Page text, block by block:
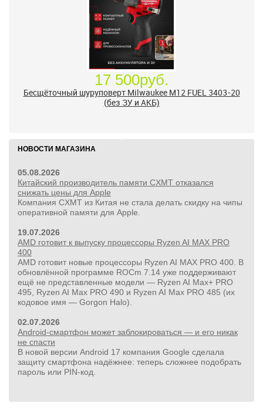
17 500руб.
Бесщёточный шуруповерт Milwaukee M12 FUEL 3403-20
(без ЗУ и АКБ)
НОВОСТИ МАГАЗИНА
05.08.2026
Китайский производитель памяти CXMT отказался
снижать цены для Apple
Компания CXMT из Китая не стала делать скидку на чипы
оперативной памяти для Apple.
19.07.2026
AMD готовит к выпуску процессоры Ryzen AI MAX PRO
400
AMD готовит новые процессоры Ryzen AI MAX PRO 400. В
обновлённой программе ROCm 7.14 уже поддерживают
ещё не представленные модели — Ryzen AI Max+ PRO
495, Ryzen AI Max PRO 490 и Ryzen AI Max PRO 485 (их
кодовое имя — Gorgon Halo).
02.07.2026
Android-смартфон может заблокироваться — и его никак
не спасти
В новой версии Android 17 компания Google сделала
защиту смартфона надёжнее: теперь сложнее подобрать
пароль или PIN‑код.